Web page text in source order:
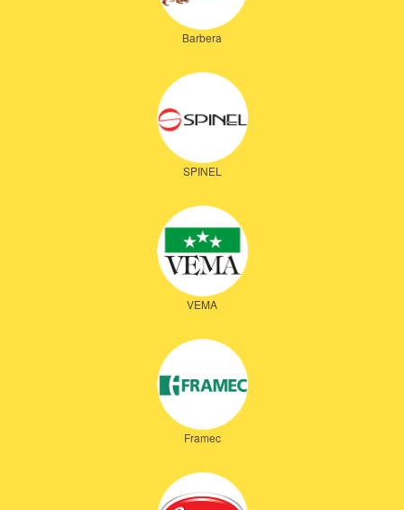
Barbera
SPINEL
VEMA
Framec